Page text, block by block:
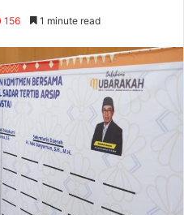
156 1 minute read